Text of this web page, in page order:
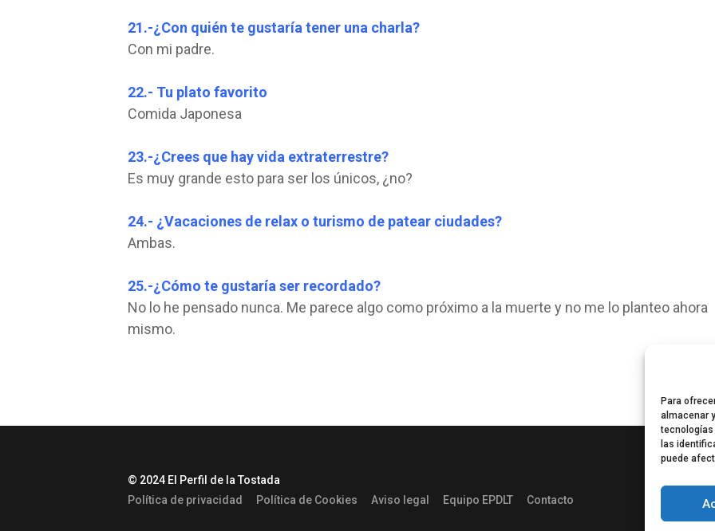
Para
almacenar
tecnologías
las
puede
21.-¿Con quién te gustaría tener una charla?
Con mi padre.
22.- Tu plato favorito
Comida Japonesa
23.-¿Crees que hay vida extraterrestre?
Es muy grande esto para ser los únicos, ¿no?
24.- ¿Vacaciones de relax o turismo de patear ciudades?
Ambas.
25.-¿Cómo te gustaría ser recordado?
No lo he pensado nunca. Me parece algo como próximo a la muerte y no me lo planteo ahora
mismo.
© 2024 El Perfil de la Tostada
Política de privacidad
Política de Cookies Aviso legal Equipo EPDLT Contacto